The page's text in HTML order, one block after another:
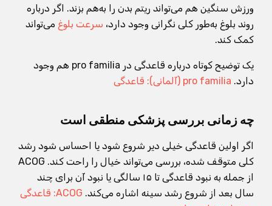
ورزش سنگین هم می‌تواند ریتم بدن را به‌هم بزند. اگر درباره
روند بلوغ به‌طور کلی نگرانی وجود دارد، سرعت بلوغ می‌تواند
کمک کند.
یک توضیح کوتاه درباره قاعدگی در pro familia هم وجود
دارد. pro familia (آلمانی): قاعدگی
چه زمانی بررسی پزشکی منطقی است
اگر اولین قاعدگی خیلی دیر شروع شود یا احساس شود رشد
کلی متوقف شده، بررسی می‌تواند خیال را راحت کند. ACOG
از جمله به نبود قاعدگی تا ۱۵ سالگی یا نبود آن برای چند
سال بعد از شروع رشد سینه اشاره می‌کند.
ACOG: قاعدگی